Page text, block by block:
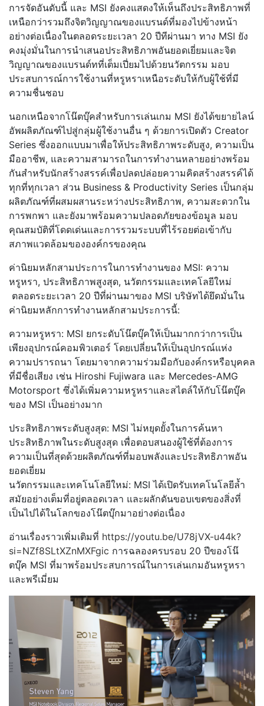
การจัดอันดับนี้ และ MSI ยังคงแสดงให้เห็นถึงประสิทธิภาพที่
เหนือกว่ารวมถึงจิตวิญญาณของแบรนด์ที่มองไปข้างหน้า
อย่างต่อเนื่องในตลอดระยะเวลา 20 ปีทีผ่านมา ทาง MSI ยัง
คงมุ่งมั่นในการนำเสนอประสิทธิภาพอันยอดเยี่ยมและจิต
วิญญาณของแบรนด์ทที่เต็มเปี่ยมไปด้วยนวัตกรรม มอบ
ประสบการณ์การใช้งานที่หรูหราเหนือระดับให้กับผู้ใช้ที่มี
ความชื่นชอบ
นอกเหนือจากโน๊ตบุ๊คสำหรับการเล่นเกม MSI ยังได้ขยายไลน์
อัพผลิตภัณฑ์ไปสู่กลุ่มผู้ใช้งานอื่น ๆ ด้วยการเปิดตัว Creator
Series ซึ่งออกแบบมาเพื่อให้ประสิทธิภาพระดับสูง, ความเป็น
มืออาชีพ, และความสามารถในการทำงานหลายอย่างพร้อม
กันสำหรับนักสร้างสรรค์เพื่อปลดปล่อยความคิดสร้างสรรค์ได้
ทุกที่ทุกเวลา ส่วน Business & Productivity Series เป็นกลุ่ม
ผลิตภัณฑ์ที่ผสมผสานระหว่างประสิทธิภาพ, ความสะดวกใน
การพกพา และยังมาพร้อมความปลอดภัยของข้อมูล มอบ
คุณสมบัติที่โดดเด่นและการรวมระบบที่ไร้รอยต่อเข้ากับ
สภาพแวดล้อมขององค์กรของคุณ
ค่านิยมหลักสามประการในการทำงานของ MSI: ความ
หรูหรา, ประสิทธิภาพสูงสุด, นวัตกรรมและเทคโลยีใหม่
ตลอดระยะเวลา 20 ปีที่ผ่านมาของ MSI บริษัทได้ยึดมั่นใน
ค่านิยมหลักการทำงานหลักสามประการนี้:
ความหรูหรา: MSI ยกระดับโน๊ตบุ๊คให้เป็นมากกว่าการเป็น
เพียงอุปกรณ์คอมพิวเตอร์ โดยเปลี่ยนให้เป็นอุปกรณ์แห่ง
ความปรารถนา โดยมาจากความร่วมมือกับองค์กรหรือบุคคล
ที่มีชื่อเสียง เช่น Hiroshi Fujiwara และ Mercedes-AMG
Motorsport ซึ่งได้เพิ่มความหรูหราและสไตล์ให้กับโน๊ตบุ๊ค
ของ MSI เป็นอย่างมาก
ประสิทธิภาพระดับสูงสุด: MSI ไม่หยุดยั้งในการค้นหา
ประสิทธิภาพในระดับสูงสุด เพื่อตอบสนองผู้ใช้ที่ต้องการ
ความเป็นที่สุดด้วยผลิตภัณฑ์ที่มอบพลังและประสิทธิภาพอัน
ยอดเยี่ยม
นวัตกรรมและเทคโนโลยีใหม่: MSI ได้เปิดรับเทคโนโลยีล้ำ
สมัยอย่างเต็มที่อยู่ตลอดเวลา และผลักดันขอบเขตของสิ่งที่
เป็นไปได้ในโลกของโน๊ตบุ๊กมาอย่างต่อเนื่อง
อ่านเรื่องราวเพิ่มเติมที่ https://youtu.be/U78jVX-u44k?
si=NZf8SLtXZnMXFgic การฉลองครบรอบ 20 ปีของโน๊
ตบุ๊ค MSI ที่มาพร้อมประสบการณ์ในการเล่นเกมอันหรูหรา
และพรีเมี่ยม